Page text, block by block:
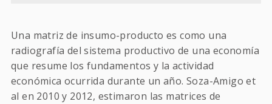
Una matriz de insumo-producto es como una
radiografía del sistema productivo de una economía
que resume los fundamentos y la actividad
económica ocurrida durante un año. Soza-Amigo et
al en 2010 y 2012, estimaron las matrices de